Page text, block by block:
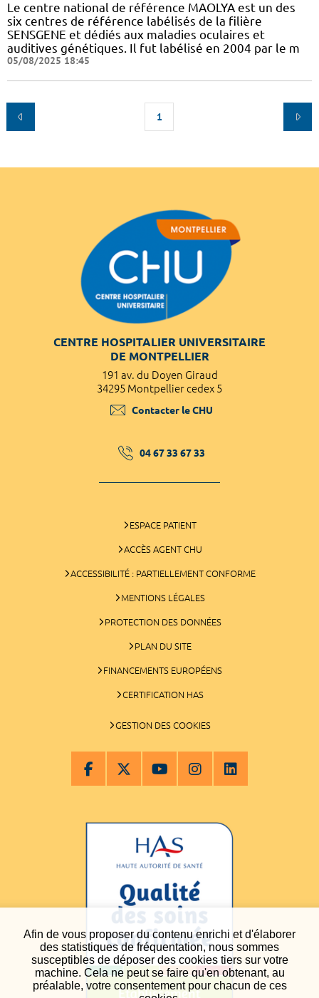
Afin de vous proposer du contenu enrichi et d'élaborer
des statistiques de fréquentation, nous sommes
susceptibles de déposer des cookies tiers sur votre
machine. Cela ne peut se faire qu'en obtenant, au
préalable, votre consentement pour chacun de ces
Le centre national de référence MAOLYA est un des
six centres de référence labélisés de la filière
SENSGENE et dédiés aux maladies oculaires et
auditives génétiques. Il fut labélisé en 2004 par le m
05/08/2025 18:45
1
CENTRE HOSPITALIER UNIVERSITAIRE
DE MONTPELLIER
191 av. du Doyen Giraud
34295 Montpellier cedex 5
Contacter le CHU
04 67 33 67 33
ESPACE PATIENT
ACCÈS AGENT CHU
ACCESSIBILITÉ : PARTIELLEMENT CONFORME
MENTIONS LÉGALES
PROTECTION DES DONNÉES
PLAN DU SITE
FINANCEMENTS EUROPÉENS
CERTIFICATION HAS
GESTION DES COOKIES